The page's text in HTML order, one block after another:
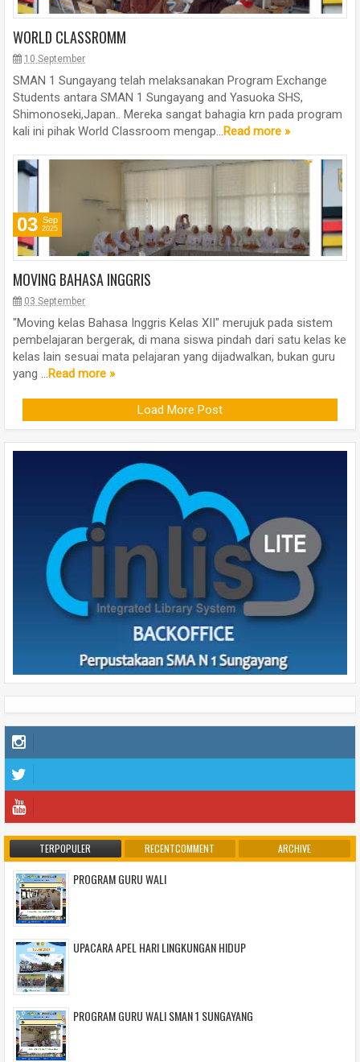
WORLD CLASSROMM
10 September
SMAN 1 Sungayang telah melaksanakan Program Exchange
Students antara SMAN 1 Sungayang and Yasuoka SHS,
Shimonoseki,Japan.. Mereka sangat bahagia krn pada program
kali ini pihak World Classroom mengap...Read more »
MOVING BAHASA INGGRIS
03 September
"Moving kelas Bahasa Inggris Kelas XII" merujuk pada sistem
pembelajaran bergerak, di mana siswa pindah dari satu kelas ke
kelas lain sesuai mata pelajaran yang dijadwalkan, bukan guru
yang ...Read more »
03 Sep
2025
Load More Post
TERPOPULER RECENTCOMMENT ARCHIVE
PROGRAM GURU WALI
UPACARA APEL HARI LINGKUNGAN HIDUP
PROGRAM GURU WALI SMAN 1 SUNGAYANG